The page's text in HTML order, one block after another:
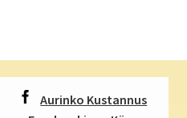
Aurinko Kustannus